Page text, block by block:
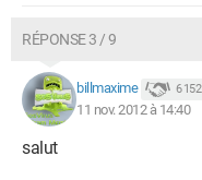
RÉPONSE 3 / 9
billmaxime 6 152
11 nov. 2012 à 14:40
salut